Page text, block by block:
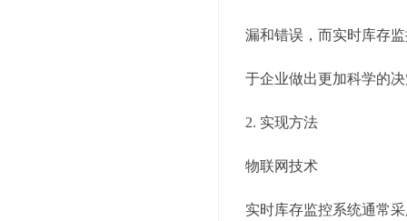
漏和错误，而实时库存
于企业做出更加科学的
2. 实现方法
物联网技术
实时库存监控系统通常